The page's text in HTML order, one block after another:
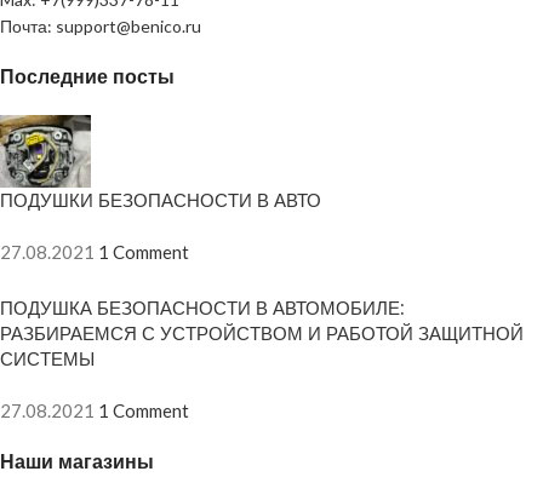
Почта: support@benico.ru
Последние посты
ПОДУШКИ БЕЗОПАСНОСТИ В АВТО
27.08.2021 1 Comment
ПОДУШКА БЕЗОПАСНОСТИ В АВТОМОБИЛЕ:
РАЗБИРАЕМСЯ С УСТРОЙСТВОМ И РАБОТОЙ ЗАЩИТНОЙ
СИСТЕМЫ
27.08.2021 1 Comment
Наши магазины